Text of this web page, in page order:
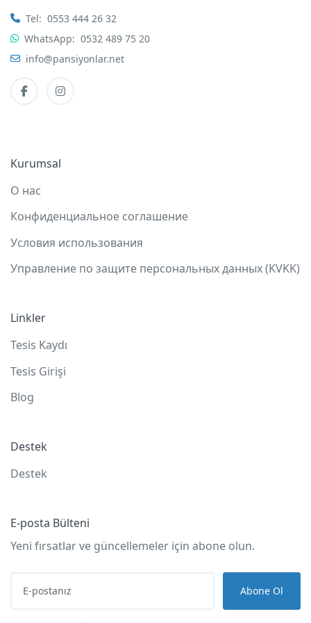
Tel: 0553 444 26 32
WhatsApp: 0532 489 75 20
info@pansiyonlar.net
Kurumsal
О нас
Конфиденциальное соглашение
Условия использования
Управление по защите персональных данных (KVKK)
Linkler
Tesis Kaydı
Tesis Girişi
Blog
Destek
Destek
E-posta Bülteni
Yeni fırsatlar ve güncellemeler için abone olun.
Abone Ol